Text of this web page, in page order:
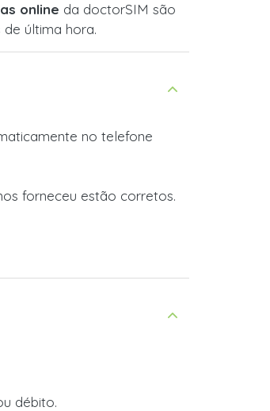
online da doctorSIM são
última hora.
no telefone
forneceu estão corretos.
débito.